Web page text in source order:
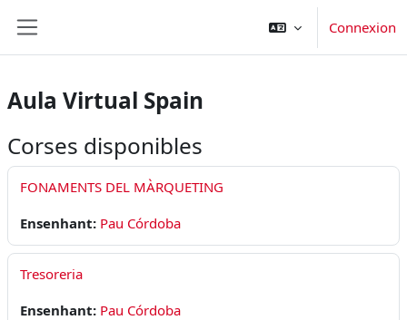
Connexion
Aula Virtual Spain
Corses disponibles
FONAMENTS DEL MÀRQUETING
Ensenhant: Pau Córdoba
Tresoreria
Ensenhant: Pau Córdoba